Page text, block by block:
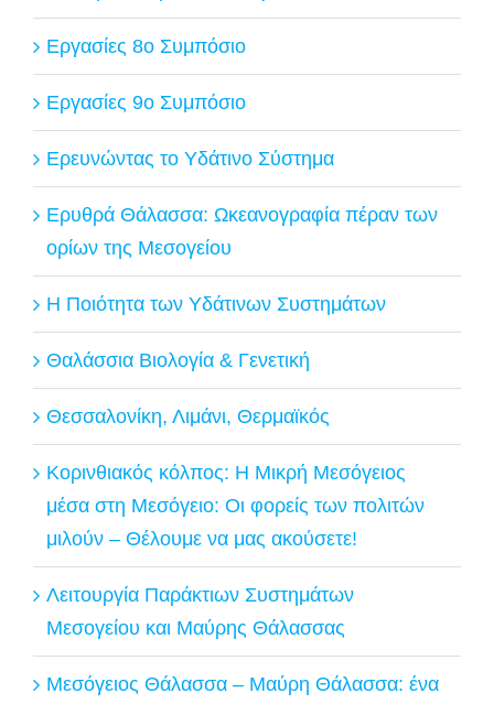
Εργασίες 8ο Συμπόσιο
Εργασίες 9ο Συμπόσιο
Ερευνώντας το Υδάτινο Σύστημα
Ερυθρά Θάλασσα: Ωκεανογραφία πέραν των
ορίων της Μεσογείου
Η Ποιότητα των Υδάτινων Συστημάτων
Θαλάσσια Βιολογία & Γενετική
Θεσσαλονίκη, Λιμάνι, Θερμαϊκός
Κορινθιακός κόλπος: Η Μικρή Μεσόγειος
μέσα στη Μεσόγειο: Οι φορείς των πολιτών
μιλούν – Θέλουμε να μας ακούσετε!
Λειτουργία Παράκτιων Συστημάτων
Μεσογείου και Μαύρης Θάλασσας
Μεσόγειος Θάλασσα – Μαύρη Θάλασσα: ένα